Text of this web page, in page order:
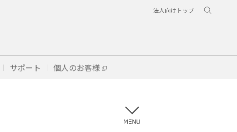
法人向けトップ
サポート 個人のお客様